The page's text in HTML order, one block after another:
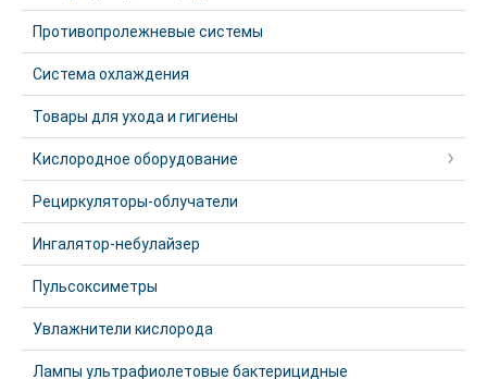
Противопролежневые системы
Система охлаждения
Товары для ухода и гигиены
Кислородное оборудование
Рециркуляторы-облучатели
Ингалятор-небулайзер
Пульсоксиметры
Увлажнители кислорода
Лампы ультрафиолетовые бактерицидные